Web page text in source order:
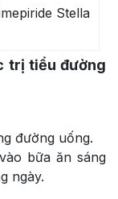
Stella
trị tiểu đường
đường uống.
bữa ăn sáng
ngày.